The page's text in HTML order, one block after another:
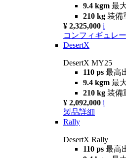
9.4 kgm 最
210 kg 装備
¥ 2,325,000 i
コンフィギュレ
DesertX
DesertX MY25
110 ps 最高
9.4 kgm 最
210 kg 装備
¥ 2,092,000 i
製品詳細
Rally
DesertX Rally
110 ps 最高